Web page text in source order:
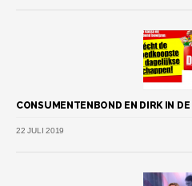
CONSUMENTENBOND EN DIRK IN
22 JULI 2019